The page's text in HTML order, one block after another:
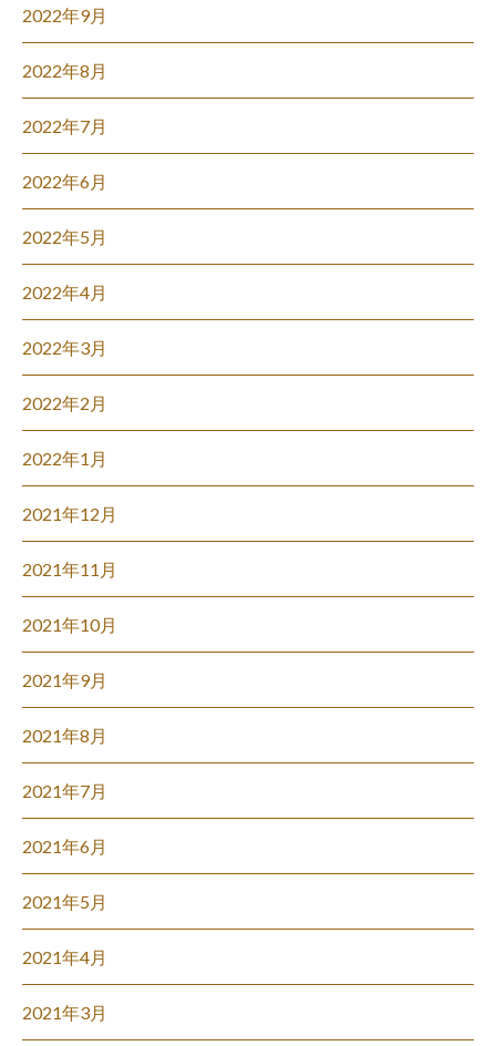
2022年9月
2022年8月
2022年7月
2022年6月
2022年5月
2022年4月
2022年3月
2022年2月
2022年1月
2021年12月
2021年11月
2021年10月
2021年9月
2021年8月
2021年7月
2021年6月
2021年5月
2021年4月
2021年3月